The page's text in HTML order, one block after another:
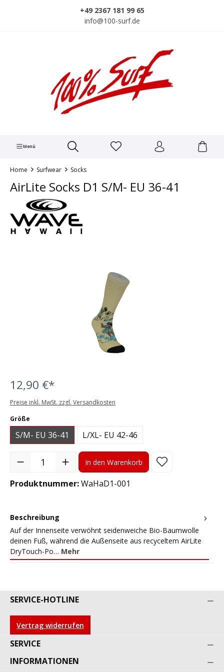
+49 2367 181 99 65
info@100-surf.de
Menü
Home Surfwear Socks
AirLite Socks D1 S/M- EU 36-41
12,90 €*
Preise inkl. MwSt. zzgl. Versandkosten
Größe
S/M- EU 36-41 L/XL- EU 42-46
Produkt Anzahl: Gib den gewünschten Wert ein oder benutze
In den Warenkorb
Produktnummer:WaHaD1-001
Beschreibung
Auf der Innenseite verwöhnt seidenweiche Bio-Baumwolle
deinen Fuß, während die Außenseite aus recyceltem AirLite
DryTouch-Po… Mehr
SERVICE-HOTLINE
Vertrag widerrufen
SERVICE
INFORMATIONEN